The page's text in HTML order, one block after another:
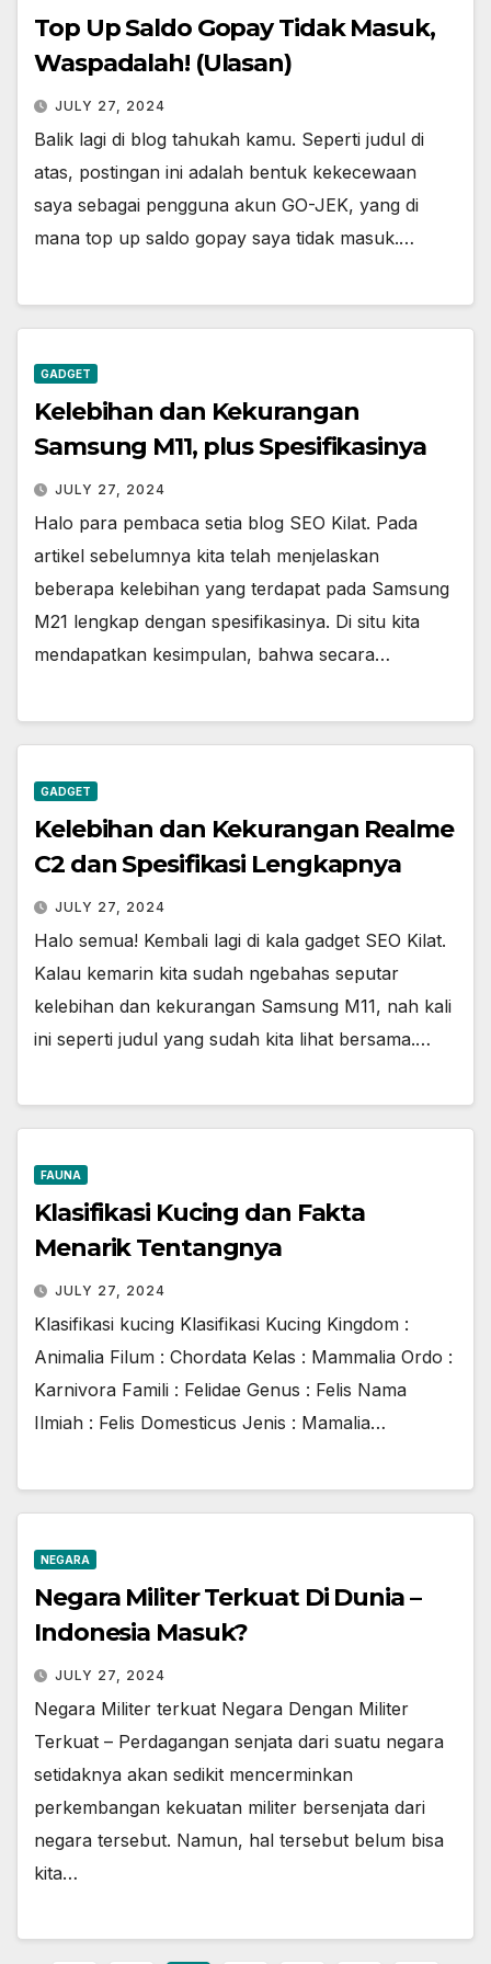
Top Up Saldo Gopay Tidak Masuk,
Waspadalah! (Ulasan)
JULY 27, 2024
Balik lagi di blog tahukah kamu. Seperti judul di
atas, postingan ini adalah bentuk kekecewaan
saya sebagai pengguna akun GO-JEK, yang di
mana top up saldo gopay saya tidak masuk.…
GADGET
Kelebihan dan Kekurangan
Samsung M11, plus Spesifikasinya
JULY 27, 2024
Halo para pembaca setia blog SEO Kilat. Pada
artikel sebelumnya kita telah menjelaskan
beberapa kelebihan yang terdapat pada Samsung
M21 lengkap dengan spesifikasinya. Di situ kita
mendapatkan kesimpulan, bahwa secara…
GADGET
Kelebihan dan Kekurangan Realme
C2 dan Spesifikasi Lengkapnya
JULY 27, 2024
Halo semua! Kembali lagi di kala gadget SEO Kilat.
Kalau kemarin kita sudah ngebahas seputar
kelebihan dan kekurangan Samsung M11, nah kali
ini seperti judul yang sudah kita lihat bersama.…
FAUNA
Klasifikasi Kucing dan Fakta
Menarik Tentangnya
JULY 27, 2024
Klasifikasi kucing Klasifikasi Kucing Kingdom :
Animalia Filum : Chordata Kelas : Mammalia Ordo :
Karnivora Famili : Felidae Genus : Felis Nama
Ilmiah : Felis Domesticus Jenis : Mamalia…
NEGARA
Negara Militer Terkuat Di Dunia –
Indonesia Masuk?
JULY 27, 2024
Negara Militer terkuat Negara Dengan Militer
Terkuat – Perdagangan senjata dari suatu negara
setidaknya akan sedikit mencerminkan
perkembangan kekuatan militer bersenjata dari
negara tersebut. Namun, hal tersebut belum bisa
kita…